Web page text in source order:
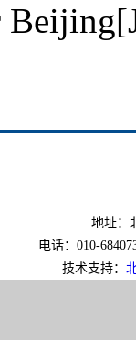
地址：
电话：010-
技术支持：